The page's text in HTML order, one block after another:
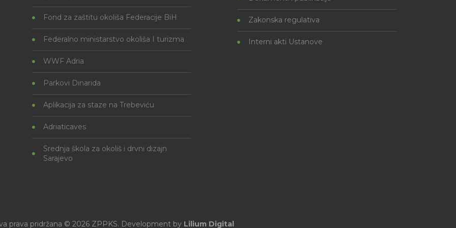
Fond za zaštitu okoliša Federacije BiH
Federalno ministarstvo okoliša I turizma
WWF Adria
Parkovi Dinarida
Aplikacija za staze na Trebeviću
Adriaticaves
Srednja škola za okoliš i drvni dizajn
Sarajevo
Zakonska regulativa
Interni akti Ustanove
prava pridržana © 2026 ZPPKS. Development byLilium Digital